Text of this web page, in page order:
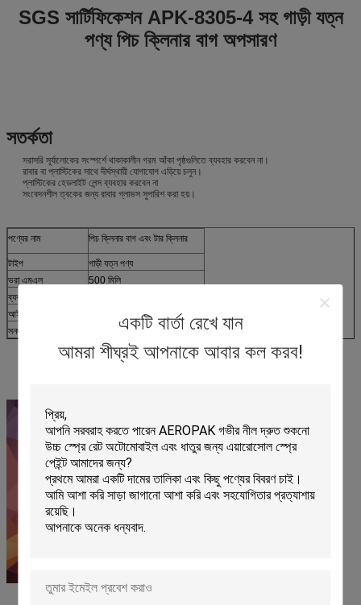
একটি বার্তা রেখে যান
আমরা শীঘ্রই আপনাকে আবার কল করব!
SGS সার্টিফিকেশন APK-8305-4 সহ গাড়ী যত্ন
পণ্য পিচ ক্লিনার বাগ অপসারণ
সতর্কতা
সরাসরি সূর্যালোকের সংস্পর্শে থাকাকালীন গরম আঁকা পৃষ্ঠগুলিতে ব্যবহার করবেন না।
রাবার বা প্লাস্টিকের সাথে দীর্ঘস্থায়ী যোগাযোগ এড়িয়ে চলুন।
প্লাস্টিকের হেডলাইট লেন্স ব্যবহার করবেন না
সংবেদনশীল ত্বকের জন্য রাবার গ্লাভস সুপারিশ করা হয়।
পণ্যের নাম পিচ ক্লিনার বাগ এবং টার ক্লিনার
টাইপ
গাড়ী যত্ন পণ্য
ভরা এমএল
500 মিলি
ব্যবহার করুন
আইটেম নংঃ.
APK-8305-4
সনদপত্র